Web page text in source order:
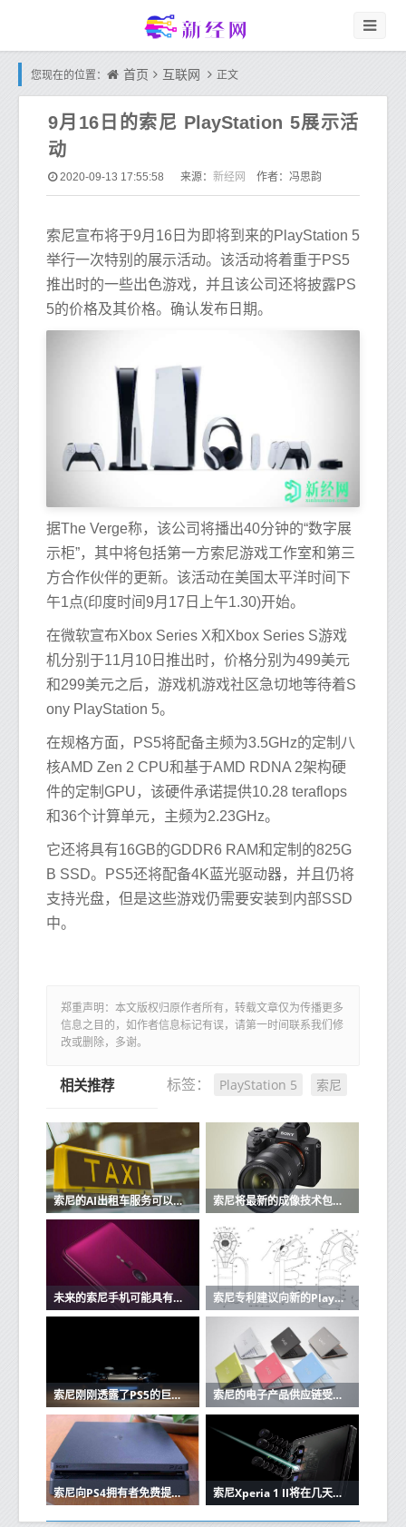
您现在的位置： 首页 互联网 正文
9月16日的索尼 PlayStation 5展示活
动
2020-09-13 17:55:58 来源： 新经网 作者：冯思韵
索尼宣布将于9月16日为即将到来的PlayStation 5
举行一次特别的展示活动。该活动将着重于PS5
推出时的一些出色游戏，并且该公司还将披露PS
5的价格及其价格。确认发布日期。
据The Verge称，该公司将播出40分钟的“数字展
示柜”，其中将包括第一方索尼游戏工作室和第三
方合作伙伴的更新。该活动在美国太平洋时间下
午1点(印度时间9月17日上午1.30)开始。
在微软宣布Xbox Series X和Xbox Series S游戏
机分别于11月10日推出时，价格分别为499美元
和299美元之后，游戏机游戏社区急切地等待着S
ony PlayStation 5。
在规格方面，PS5将配备主频为3.5GHz的定制八
核AMD Zen 2 CPU和基于AMD RDNA 2架构硬
件的定制GPU，该硬件承诺提供10.28 teraflops
和36个计算单元，主频为2.23GHz。
它还将具有16GB的GDDR6 RAM和定制的825G
B SSD。PS5还将配备4K蓝光驱动器，并且仍将
支持光盘，但是这些游戏仍需要安装到内部SSD
中。
郑重声明：本文版权归原作者所有，转载文章仅为传播更多
信息之目的，如作者信息标记有误，请第一时间联系我们修
改或删除，多谢。
标签： PlayStation 5 索尼
相关推荐
索尼的AI出租车服务可以预测何时需要乘车 索尼将最新的成像技术包装在新的Alpha A7 III中
未来的索尼手机可能具有弯曲或可折叠的OLED屏幕 索尼专利建议向新的PlayStation VR控制器迈进
索尼刚刚透露了PS5的巨大细节，而我们几乎错过了 索尼的电子产品供应链受到COVID-19不稳定性的影响
索尼向PS4拥有者免费提供神秘海域和旅程 索尼Xperia 1 II将在几天内进入欧洲市场